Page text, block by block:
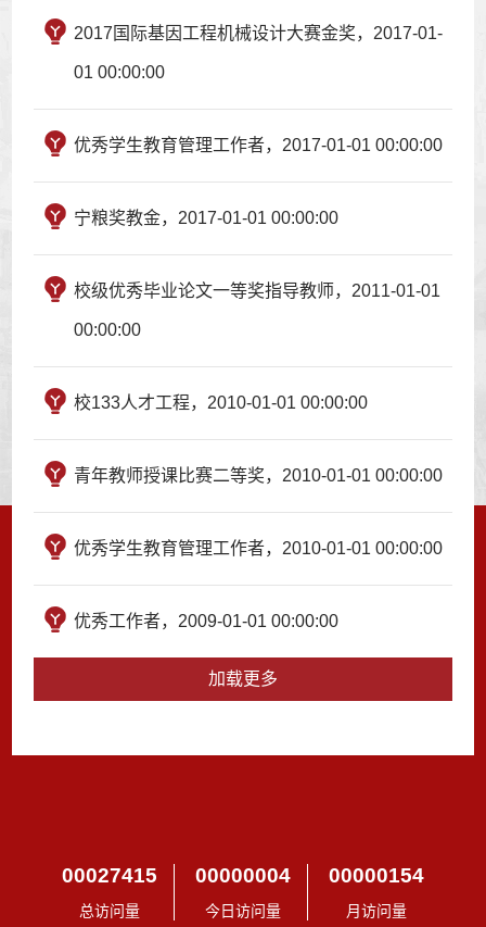
2017国际基因工程机械设计大赛金奖，2017-01-
01 00:00:00
优秀学生教育管理工作者，2017-01-01 00:00:00
宁粮奖教金，2017-01-01 00:00:00
校级优秀毕业论文一等奖指导教师，2011-01-01
00:00:00
校133人才工程，2010-01-01 00:00:00
青年教师授课比赛二等奖，2010-01-01 00:00:00
优秀学生教育管理工作者，2010-01-01 00:00:00
优秀工作者，2009-01-01 00:00:00
加载更多
00027415
总访问量
00000004
今日访问量
00000154
月访问量